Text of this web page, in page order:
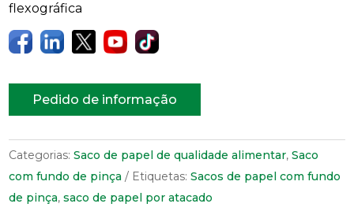
flexográfica
Pedido de informação
Categorias:Saco de papel de qualidade alimentar,Saco
com fundo de pinça
Etiquetas:Sacos de papel com fundo
de pinça,saco de papel por atacado